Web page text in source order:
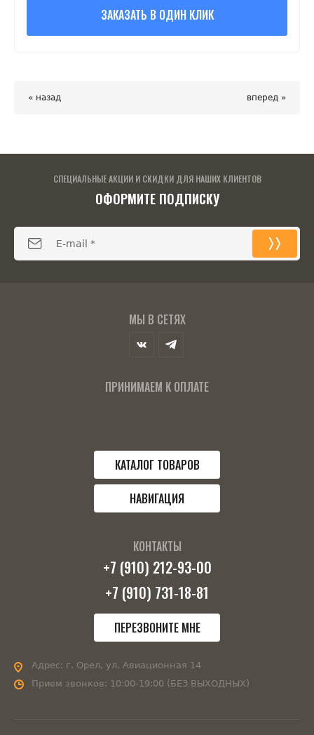
ЗАКАЗАТЬ В ОДИН КЛИК
« назад вперед »
СПЕЦИАЛЬНЫЕ АКЦИИ И СКИДКИ ДЛЯ НАШИХ КЛИЕНТОВ
ОФОРМИТЕ ПОДПИСКУ
МЫ В СЕТЯХ
ПРИНИМАЕМ К ОПЛАТЕ
КАТАЛОГ ТОВАРОВ
НАВИГАЦИЯ
КОНТАКТЫ
+7 (910) 212-93-00
+7 (910) 731-18-81
ПЕРЕЗВОНИТЕ МНЕ
Адрес: г. Орел, ул. Авиационная 14
Прием звонков: 10:00-19:00 (БЕЗ ВЫХОДНЫХ)